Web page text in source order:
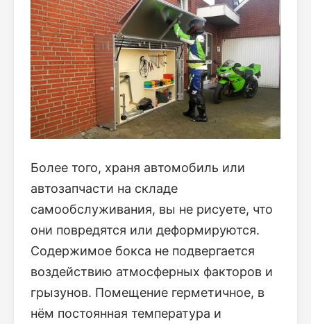
Более того, храня автомобиль или
автозапчасти на складе
самообслуживания, вы не рисуете, что
они повредятся или деформируются.
Содержимое бокса не подвергается
воздействию атмосферных факторов и
грызунов. Помещение герметичное, в
нём постоянная температура и